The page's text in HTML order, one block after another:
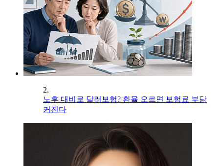
2.
노후 대비로 달러보험? 환율 오르면 보험료 부담
커진다